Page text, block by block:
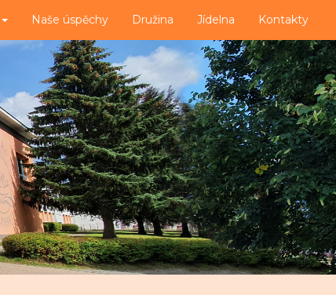
Naše úspěchy Družina Jídelna Kontakty